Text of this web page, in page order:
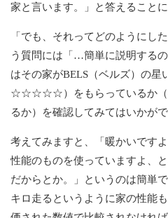
家と言います。」と答えることに
「でも、それってどのようにし
う質問には「…簡単に説明する
はその家がBELS（ベルズ）の星
☆☆☆☆☆）をもらっているか（
るか）を確認してみてはいかがで
考えてみますと、「暖かいです
性能のものを使っていますよ、
だからとか。」というのは簡単
キロ走るというように家の性能